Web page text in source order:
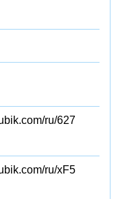
ru/627
ru/xF5